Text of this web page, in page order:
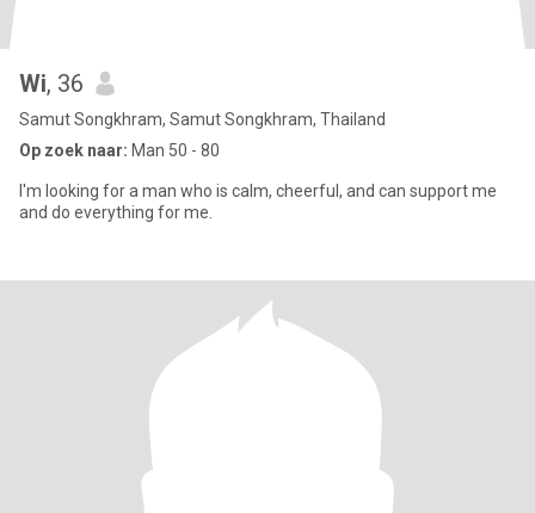
Wi, 36
Samut Songkhram, Samut Songkhram, Thailand
Op zoek naar: Man 50 - 80
I'm looking for a man who is calm, cheerful, and can support me
and do everything for me.